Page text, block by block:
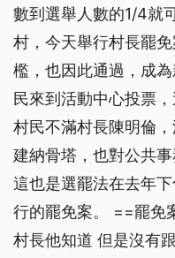
數到選舉人數的1/4就
村，今天舉行村長罷
檻，也因此通過，成
民來到活動中心投票
村民不滿村長陳明倫
建納骨塔，也對公共
這也是選罷法在去年
行的罷免案。 ==罷免
村長他知道 但是沒有